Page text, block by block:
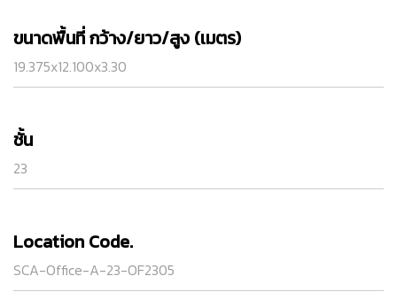
ขนาดพื้นที่ กว้าง/ยาว/สูง (เมตร)
19.375x12.100x3.30
ชั้น
23
Location Code.
SCA-Office-A-23-OF2305